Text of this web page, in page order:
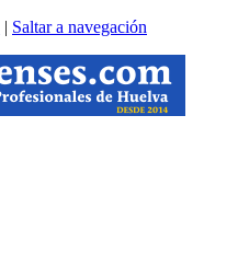
| Saltar a navegación